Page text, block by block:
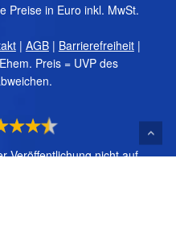
0,00
Preise in Euro inkl. MwSt.
| AGB| Barrierefreiheit|
Preis = UVP des
Veröffentlichung nicht auf